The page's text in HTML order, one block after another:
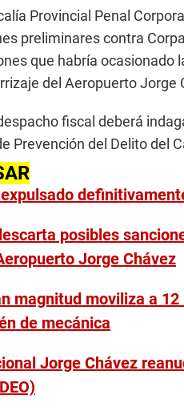
Provincial Penal
preliminares contra
que habría ocasionado
del Aeropuerto Jorge
fiscal deberá
Prevención del Delito del
posibles
Jorge Chávez
magnitud moviliza a 12
de mecánica
Jorge Chávez